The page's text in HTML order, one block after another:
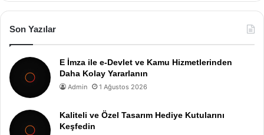
Son Yazılar
E İmza ile e-Devlet ve Kamu Hizmetlerinden
Daha Kolay Yararlanın
Admin 1 Ağustos 2026
Kaliteli ve Özel Tasarım Hediye Kutularını
Keşfedin